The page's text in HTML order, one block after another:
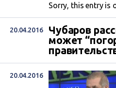
Sorry, this entry is
20.04.2016
Чубаров
может
20.04.2016